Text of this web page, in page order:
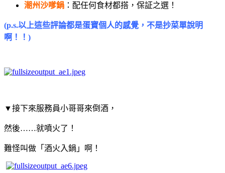
潮州沙嗲鍋 ：配任何食材都搭，保証之選！
(p.s.以上這些評論都是蛋寶個人的感覺，不是抄菜單說明
啊！！)
▼接下來服務員小哥哥來倒酒，
然後……就噴火了！
難怪叫做「酒火入鍋」啊！